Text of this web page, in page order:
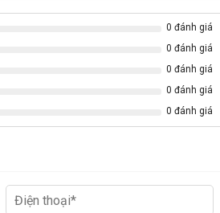
0 đánh giá
0 đánh giá
0 đánh giá
0 đánh giá
0 đánh giá